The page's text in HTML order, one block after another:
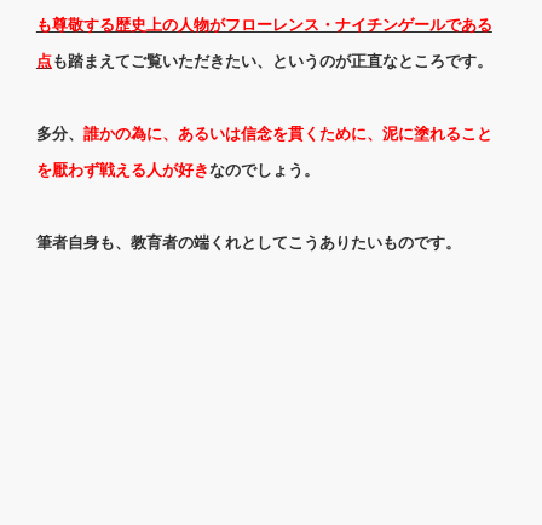
も尊敬する歴史上の人物がフローレンス・ナイチンゲールである
点も踏まえてご覧いただきたい、というのが正直なところです。
多分、 誰かの為に、あるいは信念を貫くために、泥に塗れること
を厭わず戦える人が好きなのでしょう。
筆者自身も、教育者の端くれとしてこうありたいものです。